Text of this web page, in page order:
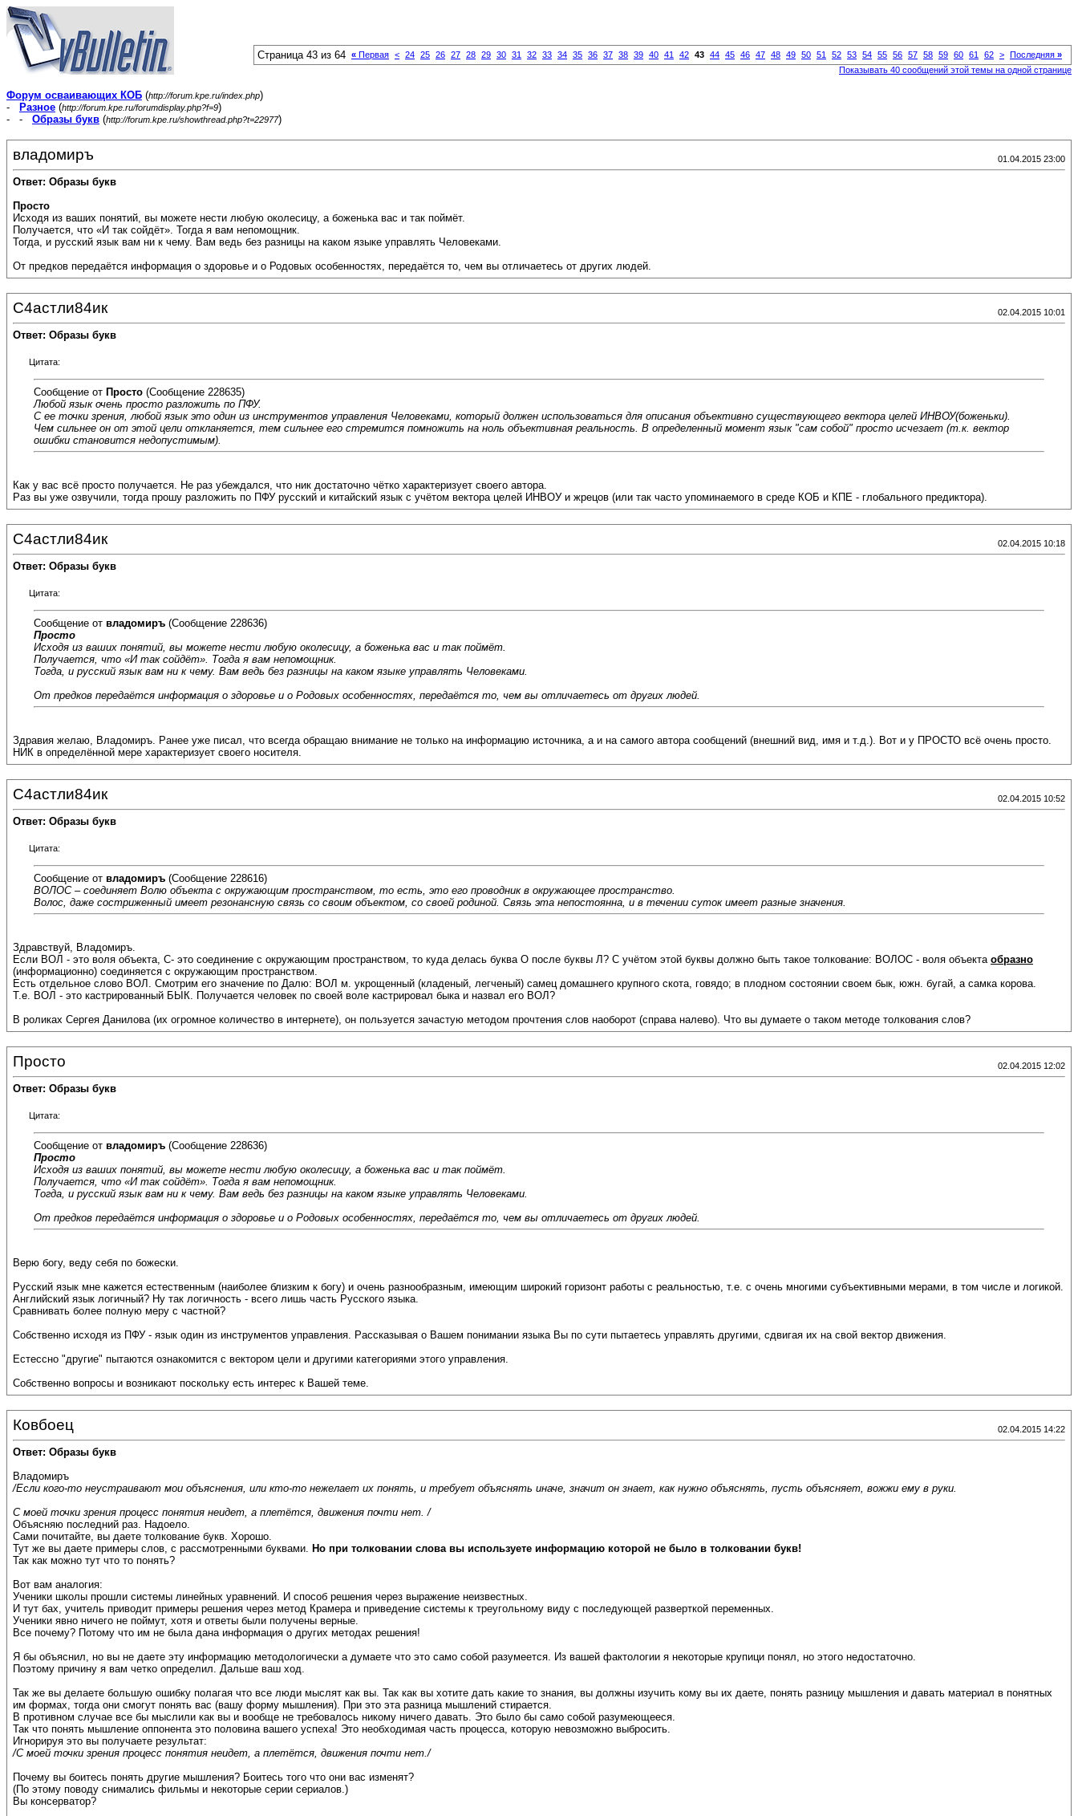
Страница 43 из 64 « Первая < 24 25 26 27 28 29 30 31 32 33 34 35 36 37 38 39 40 41 42 43 44 45 46 47 48 49 50 51 52 53 54 55 56 57 58 59 60 61 62 > Последняя »
Показывать 40 сообщений этой темы на одной странице
Форум осваивающих КОБ (http://forum.kpe.ru/index.php)
-
Разное (http://forum.kpe.ru/forumdisplay.php?f=9)
- - Образы букв (http://forum.kpe.ru/showthread.php?t=22977)
владомиръ 01.04.2015 23:00
Ответ: Образы букв
Просто
Исходя из ваших понятий, вы можете нести любую околесицу, а боженька вас и так поймёт.
Получается, что «И так сойдёт». Тогда я вам непомощник.
Тогда, и русский язык вам ни к чему. Вам ведь без разницы на каком языке управлять Человеками.
От предков передаётся информация о здоровье и о Родовых особенностях, передаётся то, чем вы отличаетесь от других людей.
С4астли84ик 02.04.2015 10:01
Ответ: Образы букв
Цитата:
Сообщение от Просто (Сообщение 228635)
Любой язык очень просто разложить по ПФУ.
С ее точки зрения, любой язык это один из инструментов управления Человеками, который должен использоваться для описания объективно существующего вектора целей ИНВОУ(боженьки).
Чем сильнее он от этой цели откланяется, тем сильнее его стремится помножить на ноль объективная реальность. В определенный момент язык "сам собой" просто исчезает (т.к. вектор
ошибки становится недопустимым).
Как у вас всё просто получается. Не раз убеждался, что ник достаточно чётко характеризует своего автора.
Раз вы уже озвучили, тогда прошу разложить по ПФУ русский и китайский язык с учётом вектора целей ИНВОУ и жрецов (или так часто упоминаемого в среде КОБ и КПЕ - глобального предиктора).
С4астли84ик 02.04.2015 10:18
Ответ: Образы букв
Цитата:
Сообщение от владомиръ (Сообщение 228636)
Просто
Исходя из ваших понятий, вы можете нести любую околесицу, а боженька вас и так поймёт.
Получается, что «И так сойдёт». Тогда я вам непомощник.
Тогда, и русский язык вам ни к чему. Вам ведь без разницы на каком языке управлять Человеками.
От предков передаётся информация о здоровье и о Родовых особенностях, передаётся то, чем вы отличаетесь от других людей.
Здравия желаю, Владомиръ. Ранее уже писал, что всегда обращаю внимание не только на информацию источника, а и на самого автора сообщений (внешний вид, имя и т.д.). Вот и у ПРОСТО всё очень просто.
НИК в определённой мере характеризует своего носителя.
С4астли84ик 02.04.2015 10:52
Ответ: Образы букв
Цитата:
Сообщение от владомиръ (Сообщение 228616)
ВОЛОС – соединяет Волю объекта с окружающим пространством, то есть, это его проводник в окружающее пространство.
Волос, даже состриженный имеет резонансную связь со своим объектом, со своей родиной. Связь эта непостоянна, и в течении суток имеет разные значения.
Здравствуй, Владомиръ.
Если ВОЛ - это воля объекта, С- это соединение с окружающим пространством, то куда делась буква О после буквы Л? С учётом этой буквы должно быть такое толкование: ВОЛОС - воля объекта образно
(информационно) соединяется с окружающим пространством.
Есть отдельное слово ВОЛ. Смотрим его значение по Далю: ВОЛ м. укрощенный (кладеный, легченый) самец домашнего крупного скота, говядо; в плодном состоянии своем бык, южн. бугай, а самка корова.
Т.е. ВОЛ - это кастрированный БЫК. Получается человек по своей воле кастрировал быка и назвал его ВОЛ?
В роликах Сергея Данилова (их огромное количество в интернете), он пользуется зачастую методом прочтения слов наоборот (справа налево). Что вы думаете о таком методе толкования слов?
Просто 02.04.2015 12:02
Ответ: Образы букв
Цитата:
Сообщение от владомиръ (Сообщение 228636)
Просто
Исходя из ваших понятий, вы можете нести любую околесицу, а боженька вас и так поймёт.
Получается, что «И так сойдёт». Тогда я вам непомощник.
Тогда, и русский язык вам ни к чему. Вам ведь без разницы на каком языке управлять Человеками.
От предков передаётся информация о здоровье и о Родовых особенностях, передаётся то, чем вы отличаетесь от других людей.
Верю богу, веду себя по божески.
Русский язык мне кажется естественным (наиболее близким к богу) и очень разнообразным, имеющим широкий горизонт работы с реальностью, т.е. с очень многими субъективными мерами, в том числе и логикой.
Английский язык логичный? Ну так логичность - всего лишь часть Русского языка.
Сравнивать более полную меру с частной?
Собственно исходя из ПФУ - язык один из инструментов управления. Рассказывая о Вашем понимании языка Вы по сути пытаетесь управлять другими, сдвигая их на свой вектор движения.
Естессно "другие" пытаются ознакомится с вектором цели и другими категориями этого управления.
Собственно вопросы и возникают поскольку есть интерес к Вашей теме.
Ковбоец 02.04.2015 14:22
Ответ: Образы букв
Владомиръ
/Если кого-то неустраивают мои объяснения, или кто-то нежелает их понять, и требует объяснять иначе, значит он знает, как нужно объяснять, пусть объясняет, вожжи ему в руки.
С моей точки зрения процесс понятия неидет, а плетётся, движения почти нет. /
Объясняю последний раз. Надоело.
Сами почитайте, вы даете толкование букв. Хорошо.
Тут же вы даете примеры слов, с рассмотренными буквами. Но при толковании слова вы используете информацию которой не было в толковании букв!
Так как можно тут что то понять?
Вот вам аналогия:
Ученики школы прошли системы линейных уравнений. И способ решения через выражение неизвестных.
И тут бах, учитель приводит примеры решения через метод Крамера и приведение системы к треугольному виду с последующей разверткой переменных.
Ученики явно ничего не поймут, хотя и ответы были получены верные.
Все почему? Потому что им не была дана информация о других методах решения!
Я бы объяснил, но вы не даете эту информацию методологически а думаете что это само собой разумеется. Из вашей фактологии я некоторые крупици понял, но этого недостаточно.
Поэтому причину я вам четко определил. Дальше ваш ход.
Так же вы делаете большую ошибку полагая что все люди мыслят как вы. Так как вы хотите дать какие то знания, вы должны изучить кому вы их даете, понять разницу мышления и давать материал в понятных
им формах, тогда они смогут понять вас (вашу форму мышления). При это эта разница мышлений стирается.
В противном случае все бы мыслили как вы и вообще не требовалось никому ничего давать. Это было бы само собой разумеющееся.
Так что понять мышление оппонента это половина вашего успеха! Это необходимая часть процесса, которую невозможно выбросить.
Игнорируя это вы получаете результат:
/С моей точки зрения процесс понятия неидет, а плетётся, движения почти нет./
Почему вы боитесь понять другие мышления? Боитесь того что они вас изменят?
(По этому поводу снимались фильмы и некоторые серии сериалов.)
Вы консерватор?